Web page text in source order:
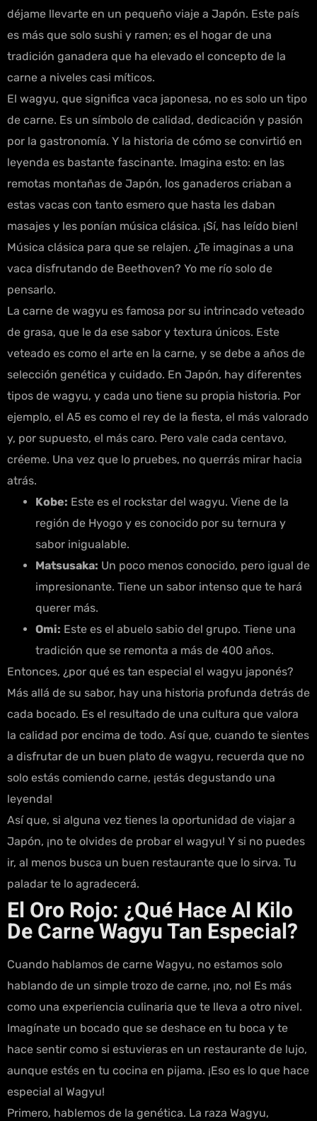
déjame llevarte en un pequeño viaje a Japón. Este país
es más que solo sushi y ramen; es el hogar de una
tradición ganadera que ha elevado el concepto de la
carne a niveles casi míticos.
El wagyu, que significa vaca japonesa, no es solo un tipo
de carne. Es un símbolo de calidad, dedicación y pasión
por la gastronomía. Y la historia de cómo se convirtió en
leyenda es bastante fascinante. Imagina esto: en las
remotas montañas de Japón, los ganaderos criaban a
estas vacas con tanto esmero que hasta les daban
masajes y les ponían música clásica. ¡Sí, has leído bien!
Música clásica para que se relajen. ¿Te imaginas a una
vaca disfrutando de Beethoven? Yo me río solo de
pensarlo.
La carne de wagyu es famosa por su intrincado veteado
de grasa, que le da ese sabor y textura únicos. Este
veteado es como el arte en la carne, y se debe a años de
selección genética y cuidado. En Japón, hay diferentes
tipos de wagyu, y cada uno tiene su propia historia. Por
ejemplo, el A5 es como el rey de la fiesta, el más valorado
y, por supuesto, el más caro. Pero vale cada centavo,
créeme. Una vez que lo pruebes, no querrás mirar hacia
atrás.
Kobe: Este es el rockstar del wagyu. Viene de la
región de Hyogo y es conocido por su ternura y
sabor inigualable.
Matsusaka: Un poco menos conocido, pero igual de
impresionante. Tiene un sabor intenso que te hará
querer más.
Omi: Este es el abuelo sabio del grupo. Tiene una
tradición que se remonta a más de 400 años.
Entonces, ¿por qué es tan especial el wagyu japonés?
Más allá de su sabor, hay una historia profunda detrás de
cada bocado. Es el resultado de una cultura que valora
la calidad por encima de todo. Así que, cuando te sientes
a disfrutar de un buen plato de wagyu, recuerda que no
solo estás comiendo carne, ¡estás degustando una
leyenda!
Así que, si alguna vez tienes la oportunidad de viajar a
Japón, ¡no te olvides de probar el wagyu! Y si no puedes
ir, al menos busca un buen restaurante que lo sirva. Tu
paladar te lo agradecerá.
El Oro Rojo: ¿Qué Hace Al Kilo
De Carne Wagyu Tan Especial?
Cuando hablamos de carne Wagyu, no estamos solo
hablando de un simple trozo de carne, ¡no, no! Es más
como una experiencia culinaria que te lleva a otro nivel.
Imagínate un bocado que se deshace en tu boca y te
hace sentir como si estuvieras en un restaurante de lujo,
aunque estés en tu cocina en pijama. ¡Eso es lo que hace
especial al Wagyu!
Primero, hablemos de la genética. La raza Wagyu,